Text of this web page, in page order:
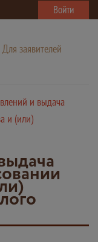
Войти
Для заявителей
и выдача
и (или)